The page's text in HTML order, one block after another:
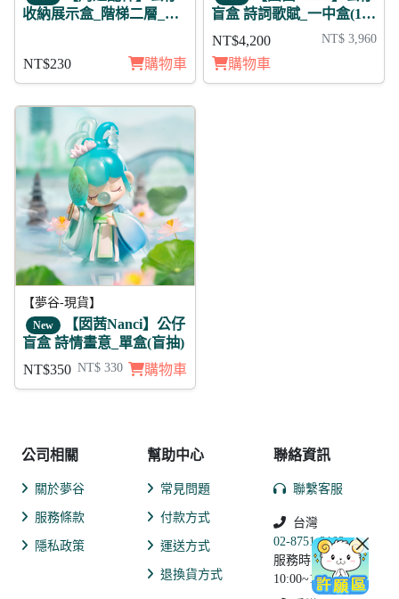
收納展示盒_階梯二層_白
NT$230 購物車
盲盒 詩詞歌賦_一中盒(12
NT$4,200 NT$ 3,960
購物車
折20
【夢谷-現貨】
New 【囡茜Nanci】公仔
盲盒 詩情畫意_單盒(盲抽)
NT$350 NT$ 330 購物車
公司相關
關於夢谷
服務條款
隱私政策
幫助中心
常見問題
付款方式
運送方式
退換貨方式
聯絡資訊
聯繫客服
台灣
02-8751-2102
服務時間:
10:00~19:00